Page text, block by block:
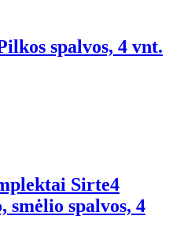
spalvos, 4 vnt.
Sirte4
smėlio spalvos, 4